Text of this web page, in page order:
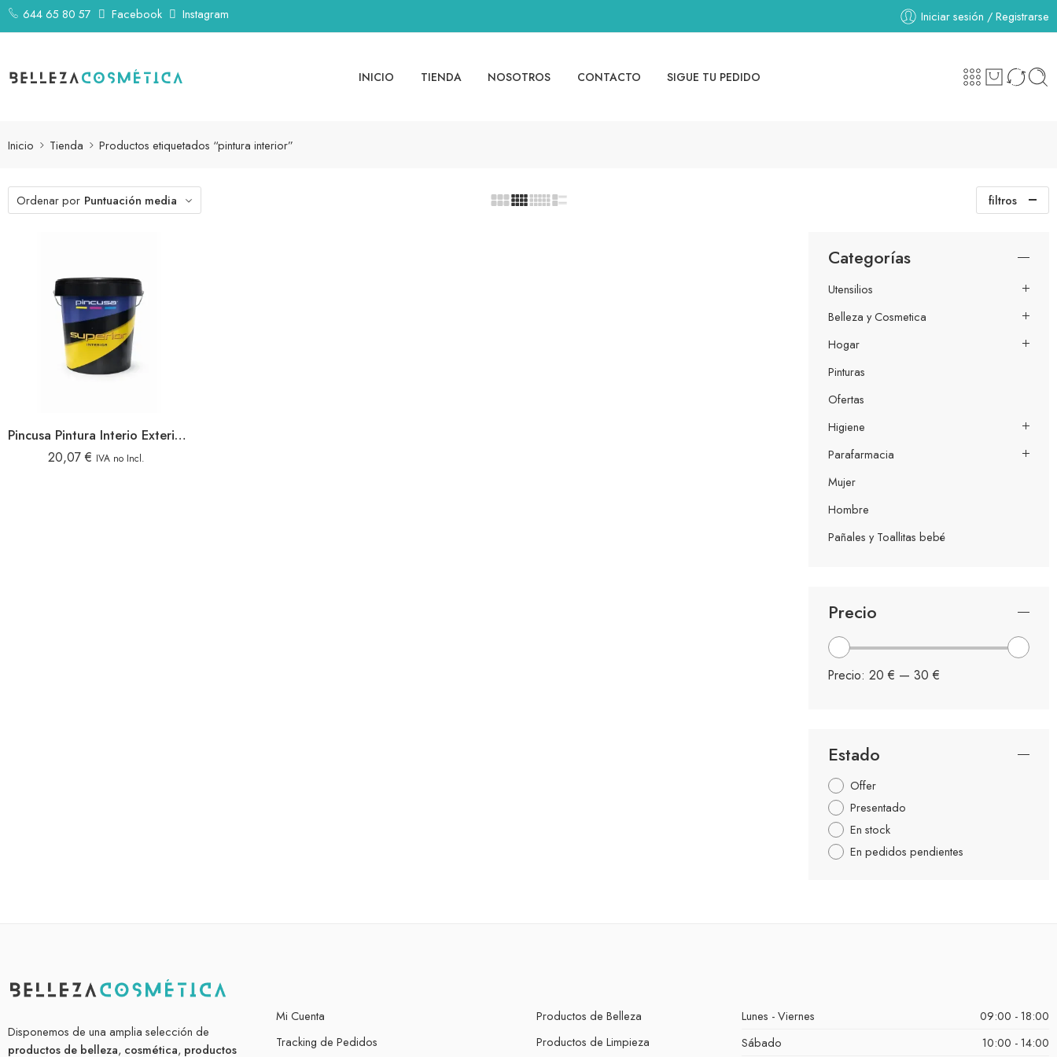
644 65 80 57 Facebook Instagram Iniciar sesión / Registrarse
INICIO TIENDA NOSOTROS CONTACTO SIGUE TU PEDIDO
Inicio Tienda Productos etiquetados “pintura interior”
filtros
Ordenar por Puntuación media
Pincusa Pintura Interio Exterior 20l
20,07 € IVA no Incl.
Categorías
Utensilios
Belleza y Cosmetica
Hogar
Pinturas
Ofertas
Higiene
Parafarmacia
Mujer
Hombre
Pañales y Toallitas bebé
Precio
Precio: 20 € — 30 €
Estado
Offer
Presentado
En stock
En pedidos pendientes
Disponemos de una amplia selección de
productos de belleza, cosmética, productos
Mi Cuenta
Tracking de Pedidos
Productos de Belleza
Productos de Limpieza
Lunes - Viernes
09:00 - 18:00
Sábado
10:00 - 14:00